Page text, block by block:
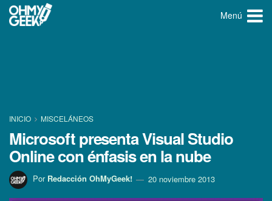
Menú
INICIO MISCELÁNEOS
Microsoft presenta Visual Studio
Online con énfasis en la nube
Por Redacción OhMyGeek! 20 noviembre 2013